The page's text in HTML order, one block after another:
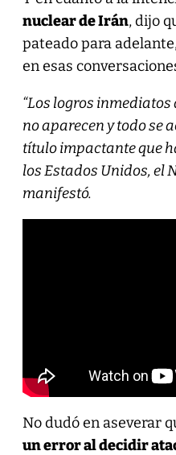
nuclear de Irán, dijo
pateado para
en esas
“Los logros
no aparecen y todo se
título impactante que
los Estados Unidos, el
manifestó.
No dudó en aseverar
un error al decidir